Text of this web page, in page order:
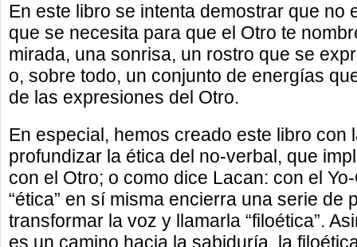
En este libro se intenta demostrar que no
que se necesita para que el Otro te
mirada, una sonrisa, un rostro que se
o, sobre todo, un conjunto de energías
de las expresiones del Otro.
En especial, hemos creado este libro con
profundizar la ética del no-verbal, que
con el Otro; o como dice Lacan: con el
“ética” en sí misma encierra una serie de
transformar la voz y llamarla “filoética”.
es un camino hacia la sabiduría, la